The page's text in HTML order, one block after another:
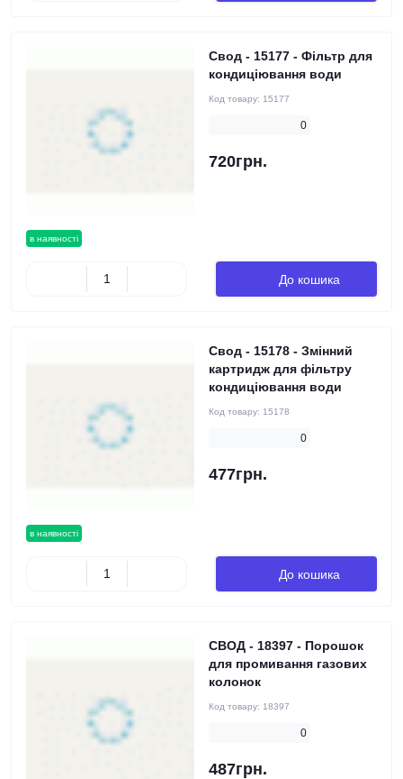
в наявності
Свод - 15177 - Фільтр для
кондиціювання води
Код товару: 15177
0
720грн.
До кошика
в наявності
Свод - 15178 - Змінний
картридж для фільтру
кондиціювання води
Код товару: 15178
0
477грн.
До кошика
СВОД - 18397 - Порошок
для промивання газових
колонок
Код товару: 18397
0
487грн.